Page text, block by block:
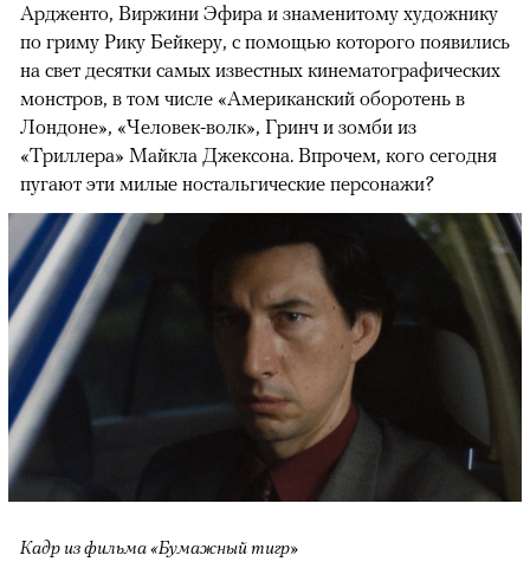
Ардженто, Виржини Эфира и знаменитому художнику
по гриму Рику Бейкеру, с помощью которого появились
на свет десятки самых известных кинематографических
монстров, в том числе «Американский оборотень в
Лондоне», «Человек-волк», Гринч и зомби из
«Триллера» Майкла Джексона. Впрочем, кого сегодня
пугают эти милые ностальгические персонажи?
Кадр из фильма «Бумажный тигр»